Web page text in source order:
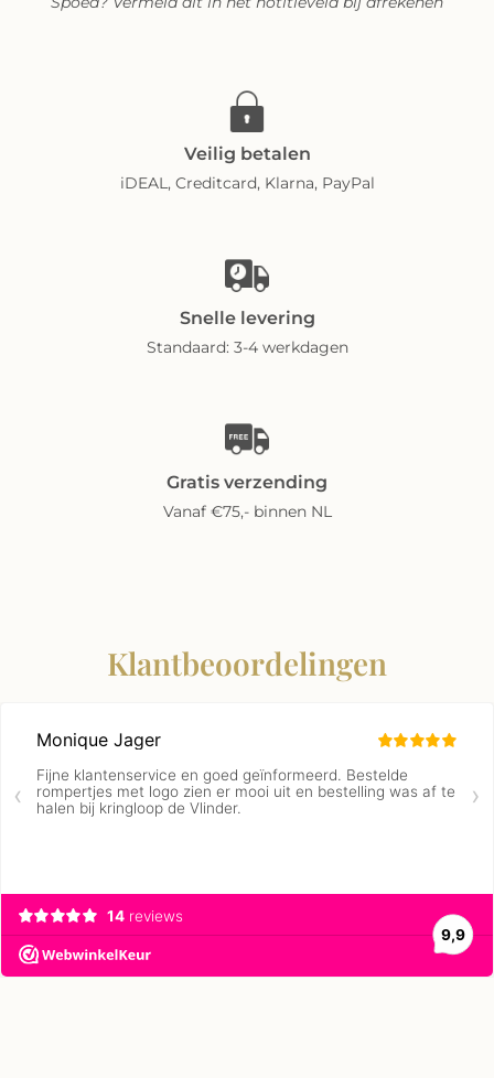
Veilig betalen
iDEAL, Creditcard, Klarna, PayPal
Snelle levering
Standaard: 3-4 werkdagen
Gratis verzending
Vanaf €75,- binnen NL
Klantbeoordelingen